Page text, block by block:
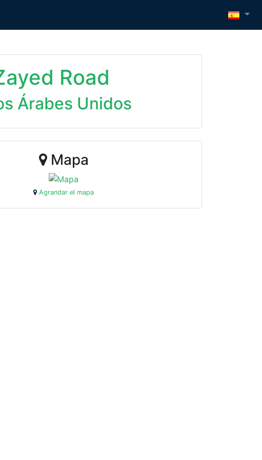
Road
Árabes Unidos
Mapa
Agrandar el mapa